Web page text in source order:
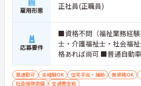
雇用形態 正社員(正職員)
応募要件
■資格不問（福祉業務経
士・介護福祉士・社会福
格あれば尚可 ■普通自動
車通勤可 未経験OK 住宅手当・補助 無資格OK
社会保険完備
交通費支給